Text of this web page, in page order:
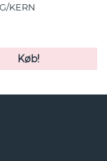
KERN
Køb!